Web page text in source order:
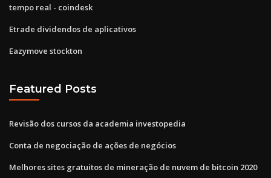
tempo real - coindesk
Etrade dividendos de aplicativos
Eazymove stockton
Featured Posts
Revisão dos cursos da academia investopedia
Conta de negociação de ações de negócios
Melhores sites gratuitos de mineração de nuvem de bitcoin 2020